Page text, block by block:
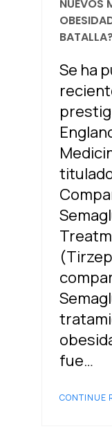
NUEVOS
Se ha
fue…
CONTINUE